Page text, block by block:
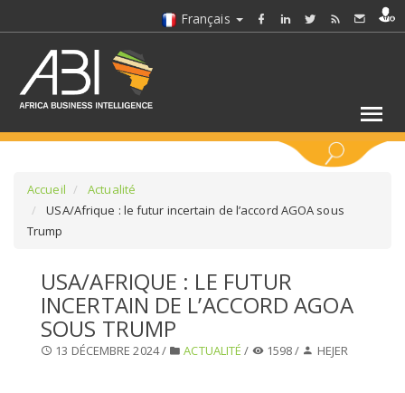
Français
SÉLECTIONNEZ UN DOSSIER
SELECTIONNEZ UNE SECTION
Accueil
Actualité
USA/Afrique : le futur incertain de l’accord AGOA sous
Trump
USA/AFRIQUE : LE FUTUR
INCERTAIN DE L’ACCORD AGOA
SOUS TRUMP
13 DÉCEMBRE 2024 / ACTUALITÉ / 1598 / HEJER